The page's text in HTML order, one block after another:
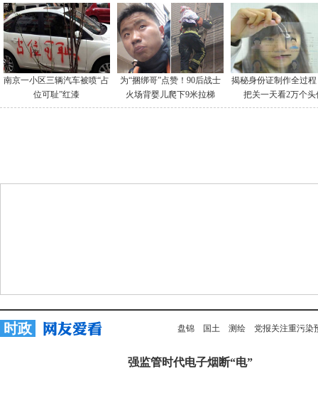
南京一小区三辆汽车被喷“占
位可耻”红漆
为“捆绑哥”点赞！90后战士
火场背婴儿爬下9米拉梯
揭秘身份证制作全过
把关一天看2万个头
时政 盘锦 国土 测绘 党报关注重污染
强监管时代电子烟断“电”